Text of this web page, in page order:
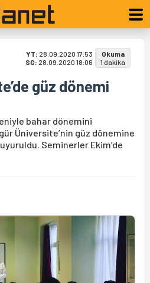
YT: 28.09.2020 17:53
SG: 28.09.2020 18:06
Okuma
1 dakika
güz dönemi
bahar dönemini
Üniversite’nin güz dönemine
Seminerler Ekim’de